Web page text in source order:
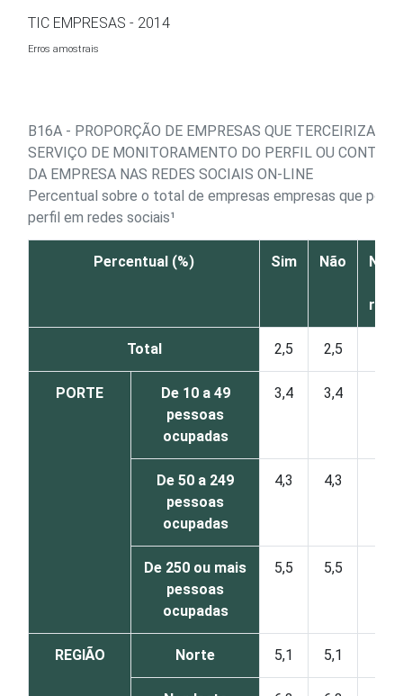
TIC EMPRESAS - 2014
Erros amostrais
B16A - PROPORÇÃO DE EMPRESAS QUE TERCEIRIZAM O
SERVIÇO DE MONITORAMENTO DO PERFIL OU CONTA
DA EMPRESA NAS REDES SOCIAIS ON-LINE
Percentual sobre o total de empresas empresas que
perfil em redes sociais¹
Percentual (%) Sim Não
Não
Total 2,5 2,5
PORTE
De 10 a 49
pessoas
ocupadas
3,4 3,4
De 50 a 249
pessoas
ocupadas
4,3 4,3
De 250 ou mais
pessoas
ocupadas
5,5 5,5
REGIÃO Norte 5,1 5,1